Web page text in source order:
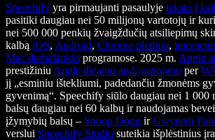
Speechify yra pirmaujanti pasaulyje teksto į
pasitiki daugiau nei 50 milijonų vartotojų ir
nei 500 000 penkių žvaigždučių atsiliepimų
kalbą iOS, Android, Chrome plėtinio,
Mac darbalaukio programose. 2025 m. Apple
prestižiniu Apple dizaino apdovanojimu per
jį „esminiu ištekliumi, padedančiu žmonėms
gyvenimą“. Speechify siūlo daugiau nei 1 000
balsų daugiau nei 60 kalbų ir naudojamas
įžymybių balsų – Snoop Dogg irGwyneth
verslui Speechify Studio suteikia išplėstinius